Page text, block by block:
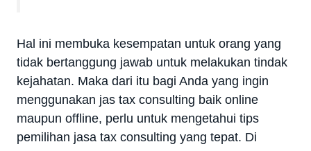
Hal ini membuka kesempatan untuk orang yang
tidak bertanggung jawab untuk melakukan tindak
kejahatan. Maka dari itu bagi Anda yang ingin
menggunakan jas tax consulting baik online
maupun offline, perlu untuk mengetahui tips
pemilihan jasa tax consulting yang tepat. Di